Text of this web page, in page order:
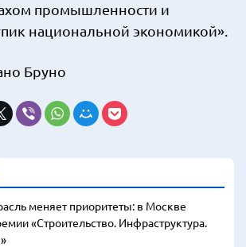
промышленности и
национальной экономикой».
Бруно
меняет приоритеты: в Москве
«Строительство. Инфраструктура.